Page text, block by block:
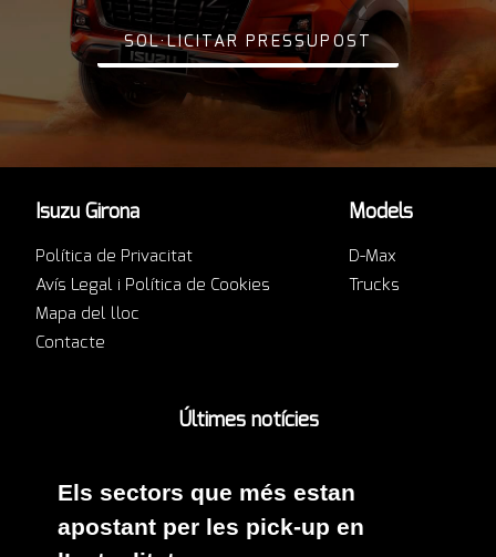
SOL·LICITAR PRESSUPOST
Isuzu Girona
Política de Privacitat
Avís Legal i Política de Cookies
Mapa del lloc
Contacte
Models
D-Max
Trucks
Últimes notícies
Els sectors que més estan
apostant per les pick-up en